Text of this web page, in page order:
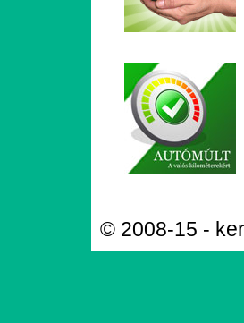
© 2008-15 -